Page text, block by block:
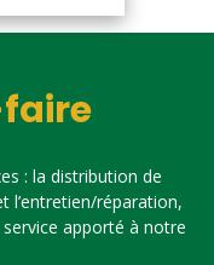
: la distribution de
l’entretien/réparation,
apporté à notre